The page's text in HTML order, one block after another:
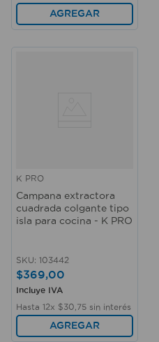
AGREGAR
K PRO
Campana extractora
cuadrada colgante tipo
isla para cocina - K PRO
SKU: 103442
$369,00
Incluye IVA
Hasta 12x $30 75 sin interés
AGREGAR